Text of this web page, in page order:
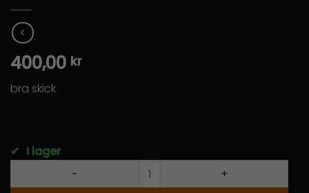
400,00 kr
bra skick
✔ I lager
polaris assult -11 Variator skydd mängd